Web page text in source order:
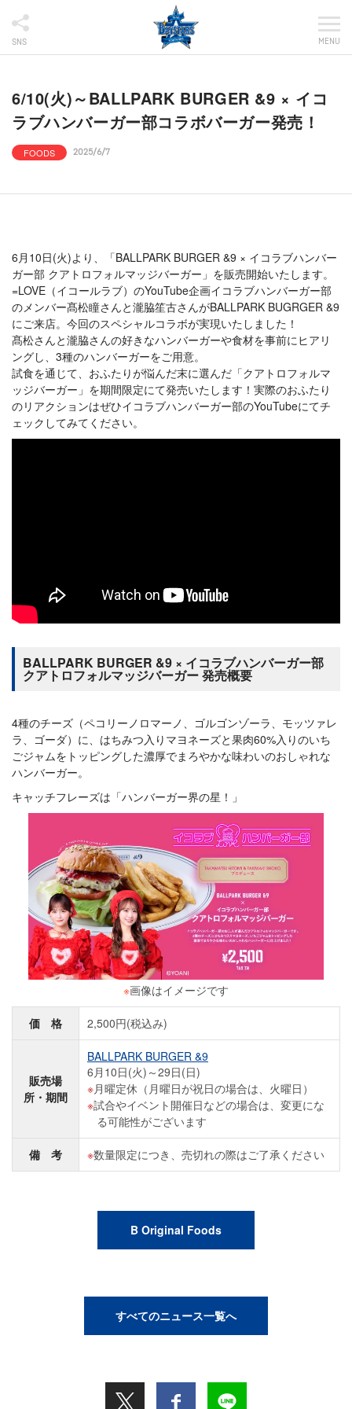
SNS MENU
6/10(火)～BALLPARK BURGER &9 × イコ
ラブハンバーガー部コラボバーガー発売！
FOODS 2025/6/7
6月10日(火)より、「BALLPARK BURGER &9 × イコラブハンバー
ガー部 クアトロフォルマッジバーガー」を販売開始いたします。
=LOVE（イコールラブ）のYouTube企画イコラブハンバーガー部
のメンバー髙松瞳さんと瀧脇笙古さんがBALLPARK BUGRGER &9
にご来店。今回のスペシャルコラボが実現いたしました！
髙松さんと瀧脇さんの好きなハンバーガーや食材を事前にヒアリ
ングし、3種のハンバーガーをご用意。
試食を通じて、おふたりが悩んだ末に選んだ「クアトロフォルマ
ッジバーガー」を期間限定にて発売いたします！実際のおふたり
のリアクションはぜひイコラブハンバーガー部のYouTubeにてチ
ェックしてみてください。
BALLPARK BURGER &9 × イコラブハンバーガー部
クアトロフォルマッジバーガー 発売概要
4種のチーズ（ペコリーノロマーノ、ゴルゴンゾーラ、モッツァレ
ラ、ゴーダ）に、はちみつ入りマヨネーズと果肉60%入りのいち
ごジャムをトッピングした濃厚でまろやかな味わいのおしゃれな
ハンバーガー。
キャッチフレーズは「ハンバーガー界の星！」
※画像はイメージです
価 格 2,500円(税込み)
販売場
所・期間
BALLPARK BURGER &9
6月10日(火)～29日(日)
月曜定休（月曜日が祝日の場合は、火曜日）
試合やイベント開催日などの場合は、変更にな
る可能性がございます
備 考 数量限定につき、売切れの際はご了承ください
B Original Foods
すべてのニュース一覧へ